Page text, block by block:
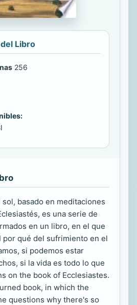
Libro
256
sol, basado en meditaciones
es una serie de
en un libro, en el que
por qué del sufrimiento en el
si podemos estar
si la vida es todo lo que
on the book of Ecclesiastes.
book, in which the
questions why there's so